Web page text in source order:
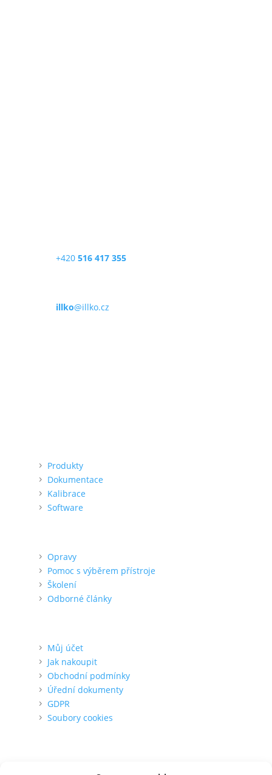
+420 516 417 355
illko@illko.cz
Produkty
Dokumentace
Kalibrace
Software
Opravy
Pomoc s výběrem přístroje
Školení
Odborné články
Můj účet
Jak nakoupit
Obchodní podmínky
Úřední dokumenty
GDPR
Soubory cookies